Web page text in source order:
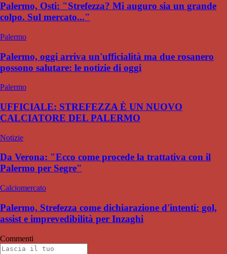
Palermo, Osti: "Strefezza? Mi auguro sia un grande
colpo. Sul mercato..."
Palermo
Palermo, oggi arriva un'ufficialità ma due rosanero
possono salutare: le notizie di oggi
Palermo
UFFICIALE: STREFEZZA È UN NUOVO
CALCIATORE DEL PALERMO
Notizie
Da Verona: "Ecco come procede la trattativa con il
Palermo per Segre"
Calciomercato
Palermo, Strefezza come dichiarazione d'intenti: gol,
assist e imprevedibilità per Inzaghi
Commenti